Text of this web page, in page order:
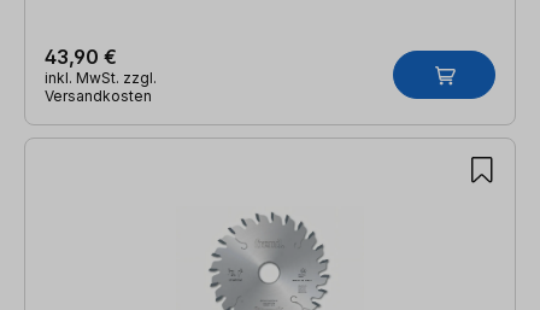
43,90 €
inkl. MwSt. zzgl.
Versandkosten